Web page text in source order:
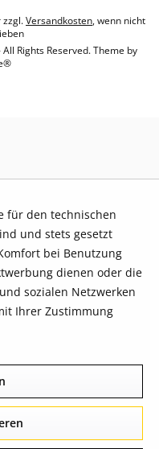
zzgl.Versandkosten, wenn nicht
Rights Reserved. Theme by
für den technischen
und stets gesetzt
bei Benutzung
dienen oder die
sozialen Netzwerken
Ihrer Zustimmung